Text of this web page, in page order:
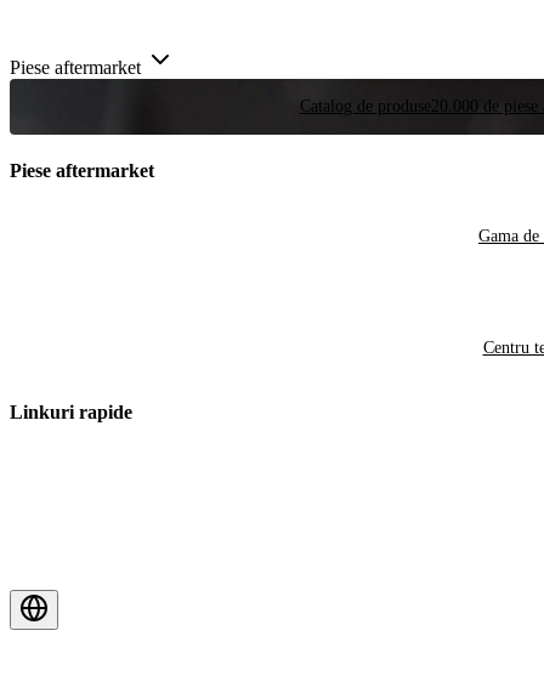
Piese aftermarket
Catalog de produse 20.000 de
Piese aftermarket
Gama de
Centru
Linkuri rapide